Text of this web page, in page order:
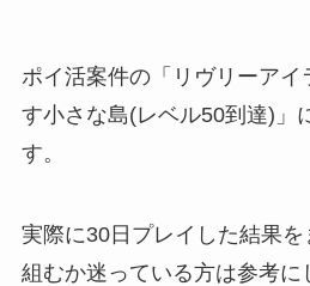
ポイ活案件の「リヴリーアイ
す小さな島(レベル50到達)」
す。
実際に30日プレイした結果を
組むか迷っている方は参考に